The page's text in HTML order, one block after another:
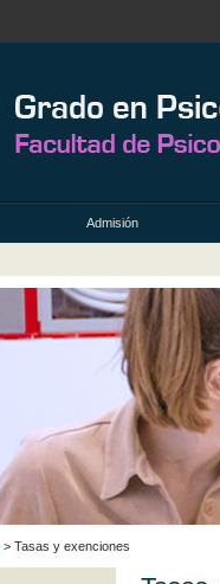
Admisión
> Tasas y exenciones